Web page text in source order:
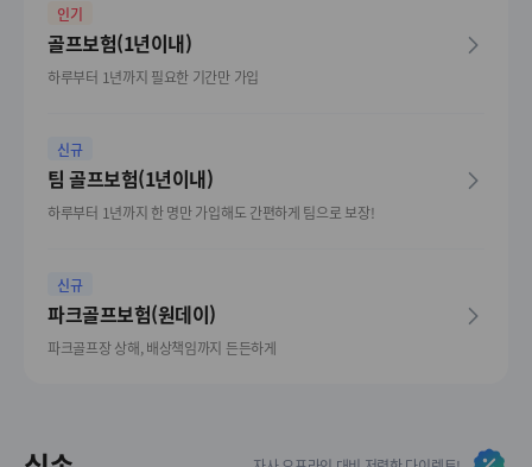
인기
골프보험(1년이내)
하루부터 1년까지 필요한 기간만 가입
신규
팀 골프보험(1년이내)
하루부터 1년까지 한 명만 가입해도 간편하게 팀으로 보장!
신규
파크골프보험(원데이)
파크골프장 상해, 배상책임까지 든든하게